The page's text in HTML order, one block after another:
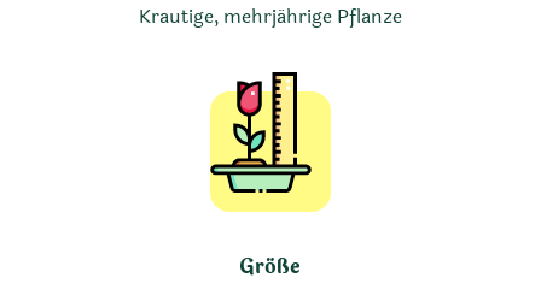
Krautige, mehrjährige Pflanze
Größe